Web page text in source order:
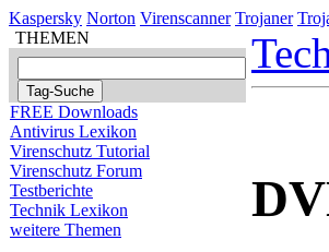
Kaspersky Norton Virenscanner Trojaner
THEMEN
FREE Downloads
Antivirus Lexikon
Virenschutz Tutorial
Virenschutz Forum
Testberichte
Technik Lexikon
weitere Themen